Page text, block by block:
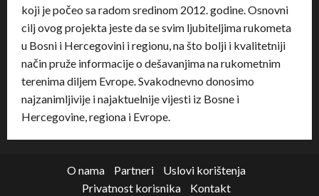
koji je počeo sa radom sredinom 2012. godine. Osnovni
cilj ovog projekta jeste da se svim ljubiteljima rukometa
u Bosni i Hercegovini i regionu, na što bolji i kvalitetniji
način pruže informacije o dešavanjima na rukometnim
terenima diljem Evrope. Svakodnevno donosimo
najzanimljivije i najaktuelnije vijesti iz Bosne i
Hercegovine, regiona i Evrope.
O nama Partneri
Uslovi korištenja
Privatnost korisnika
Kontakt